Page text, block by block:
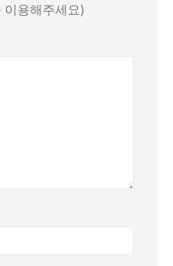
용해주세요)